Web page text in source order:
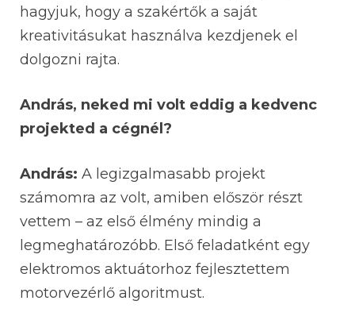
hagyjuk, hogy a szakértők a saját
kreativitásukat használva kezdjenek el
dolgozni rajta.
András, neked mi volt eddig a kedvenc
projekted a cégnél?
András: A legizgalmasabb projekt
számomra az volt, amiben először részt
vettem – az első élmény mindig a
legmeghatározóbb. Első feladatként egy
elektromos aktuátorhoz fejlesztettem
motorvezérlő algoritmust.